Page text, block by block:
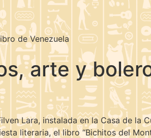
de Venezuela
arte y
Lara, instalada en la Casa de
literaria, el libro “Bichitos del